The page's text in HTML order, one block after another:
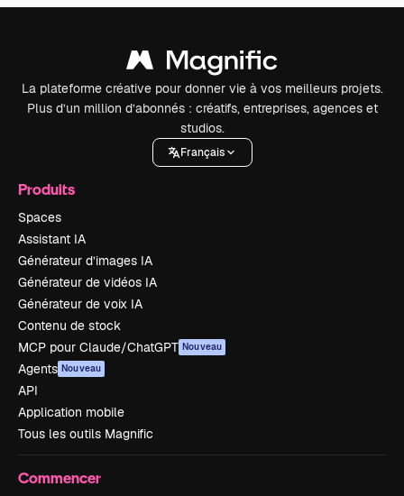
La plateforme créative pour donner vie à vos meilleurs projets.
Plus d’un million d’abonnés : créatifs, entreprises, agences et
studios.
Français
Produits
Spaces
Assistant IA
Générateur d’images IA
Générateur de vidéos IA
Générateur de voix IA
Contenu de stock
MCP pour Claude/ChatGPT Nouveau
Agents Nouveau
API
Application mobile
Tous les outils Magnific
Commencer